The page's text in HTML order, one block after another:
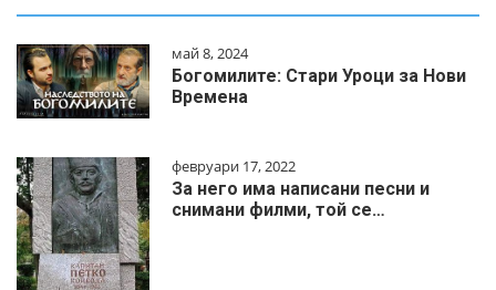
май 8, 2024
Богомилите: Стари Уроци за Нови
Времена
февруари 17, 2022
За него има написани песни и
снимани филми, той се…